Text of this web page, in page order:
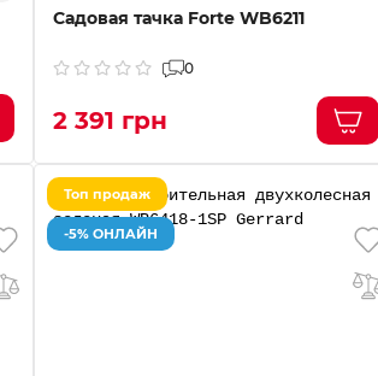
Садовая тачка Forte WB6211
0
2 391 грн
Топ продаж
-5% ОНЛАЙН